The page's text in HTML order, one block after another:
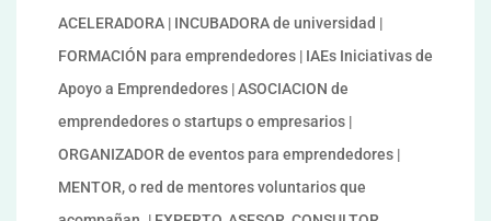
ACELERADORA | INCUBADORA de universidad |
FORMACIÓN para emprendedores | IAEs Iniciativas de
Apoyo a Emprendedores | ASOCIACION de
emprendedores o startups o empresarios |
ORGANIZADOR de eventos para emprendedores |
MENTOR, o red de mentores voluntarios que